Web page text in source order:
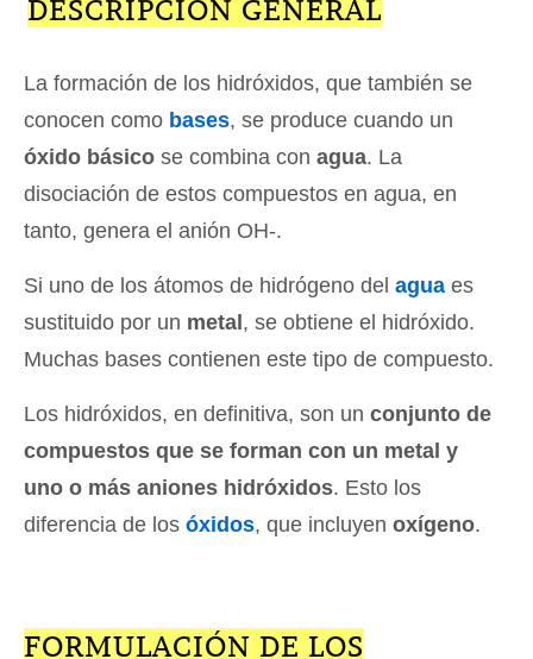
DESCRIPCIÓN GENERAL
La formación de los hidróxidos, que también se
conocen como bases, se produce cuando un
óxido básico se combina con agua. La
disociación de estos compuestos en agua, en
tanto, genera el anión OH-.
Si uno de los átomos de hidrógeno del agua es
sustituido por un metal , se obtiene el hidróxido.
Muchas bases contienen este tipo de compuesto.
Los hidróxidos, en definitiva, son un conjunto de
compuestos que se forman con un metal y
uno o más aniones hidróxidos. Esto los
diferencia de los óxidos, que incluyen oxígeno.
FORMULACIÓN DE LOS